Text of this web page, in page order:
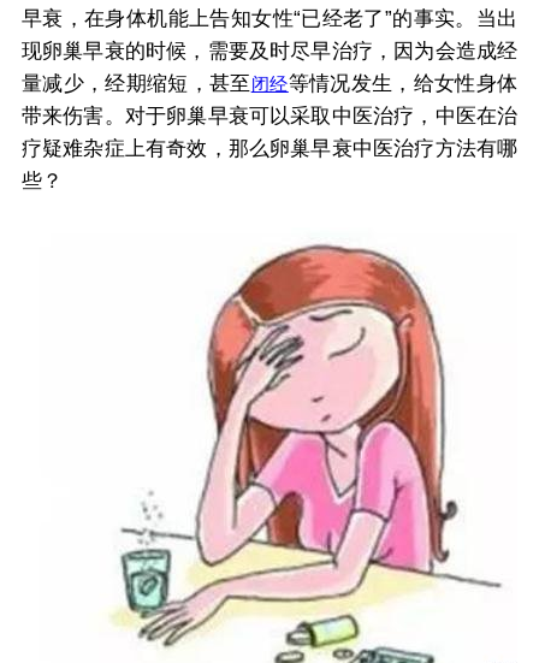
早衰，在身体机能上告知女性“已经老了”的事实。当出
现卵巢早衰的时候，需要及时尽早治疗，因为会造成经
量减少，经期缩短，甚至 闭经等情况发生，给女性身体
带来伤害。对于卵巢早衰可以采取中医治疗，中医在治
疗疑难杂症上有奇效，那么卵巢早衰中医治疗方法有哪
些？